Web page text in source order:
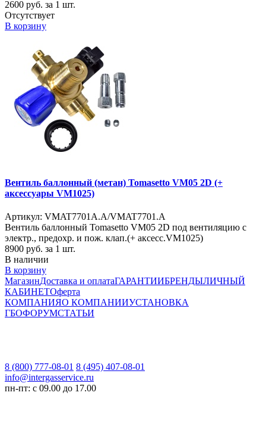
2600 руб. за 1 шт.
Отсутствует
В корзину
Вентиль баллонный (метан) Tomasetto VM05 2D (+
аксессуары VM1025)
Артикул: VMAT7701A.A/VMAT7701.A
Вентиль баллонный Tomasetto VM05 2D под вентиляцию с
электр., предохр. и пож. клап.(+ аксесс.VM1025)
8900 руб. за 1 шт.
В наличии
В корзину
МагазинДоставка и оплатаГАРАНТИИБРЕНДЫЛИЧНЫЙ
КАБИНЕТОферта
КОМПАНИЯО КОМПАНИИУСТАНОВКА
ГБОФОРУМСТАТЬИ
8 (800) 777-08-01 8 (495) 407-08-01
info@intergasservice.ru
пн-пт: с 09.00 до 17.00